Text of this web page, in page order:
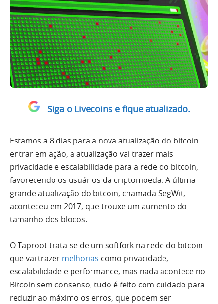
Siga o Livecoins e fique atualizado.
Estamos a 8 dias para a nova atualização do bitcoin
entrar em ação, a atualização vai trazer mais
privacidade e escalabilidade para a rede do bitcoin,
favorecendo os usuários da criptomoeda. A última
grande atualização do bitcoin, chamada SegWit,
aconteceu em 2017, que trouxe um aumento do
tamanho dos blocos.
O Taproot trata-se de um softfork na rede do bitcoin
que vai trazer melhorias como privacidade,
escalabilidade e performance, mas nada acontece no
Bitcoin sem consenso, tudo é feito com cuidado para
reduzir ao máximo os erros, que podem ser